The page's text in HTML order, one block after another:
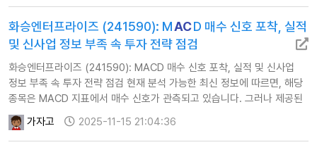
화승엔터프라이즈 (241590): MACD 매수 신호 포착, 실적
및 신사업 정보 부족 속 투자 전략 점검
화승엔터프라이즈 (241590): MACD 매수 신호 포착, 실적 및 신사업
정보 부족 속 투자 전략 점검 현재 분석 가능한 최신 정보에 따르면, 해당
종목은 MACD 지표에서 매수 신호가 관측되고 있습니다. 그러나 제공된
핵심 이슈, 신사업 및 경쟁력, 실적 분석 정보 모두 발행일이 명확하지
않거나 관련 정보를 찾을 수 없어 시의성 검증을 통과하지 못했습니다.
따라서 현재로서는 명확한 투자 근거 확보에 어려움이 있습니다. 분석에
가자고 2025-11-15 21:04:36